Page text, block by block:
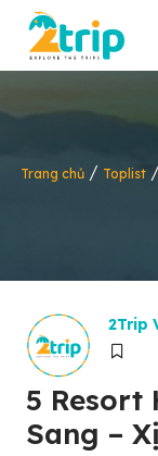
Trang chủ/ Toplist/
2Trip
5 Resort
Sang –